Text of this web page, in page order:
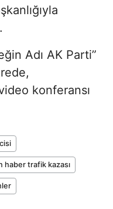
Adı AK Parti”
konferansı
haber trafik kazası